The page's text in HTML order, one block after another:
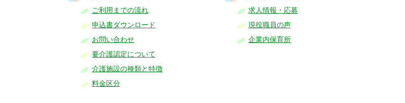
ご利用までの流れ
申込書ダウンロード
お問い合わせ
要介護認定について
介護施設の種類と特徴
料金区分
求人情報・応募
現役職員の声
企業内保育所